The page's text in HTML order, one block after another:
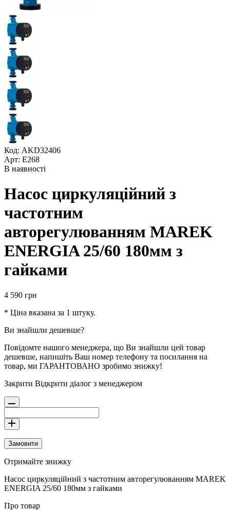
Код: AKD32406
Арт: E268
В наявності
Насос циркуляційний з
частотним
авторегулюванням MAREK
ENERGIA 25/60 180мм з
гайками
4 590 грн
* Ціна вказана за 1 штуку.
Ви знайшли дешевше?
Повідомте нашого менеджера, що Ви знайшли цей товар
дешевше, напишіть Ваш номер телефону та посилання на
товар, ми ГАРАНТОВАНО зробимо знижку!
Закрити Відкрити діалог з менеджером
Замовити
Отримайте знижку
Насос циркуляційний з частотним авторегулюванням MAREK
ENERGIA 25/60 180мм з гайками
Про товар